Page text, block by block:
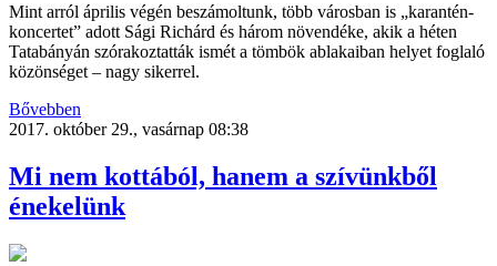
Mint arról április végén beszámoltunk, több városban is „karantén-
koncertet” adott Sági Richárd és három növendéke, akik a héten
Tatabányán szórakoztatták ismét a tömbök ablakaiban helyet foglaló
közönséget – nagy sikerrel.
Bővebben
2017. október 29., vasárnap 08:38
Mi nem kottából, hanem a szívünkből
énekelünk